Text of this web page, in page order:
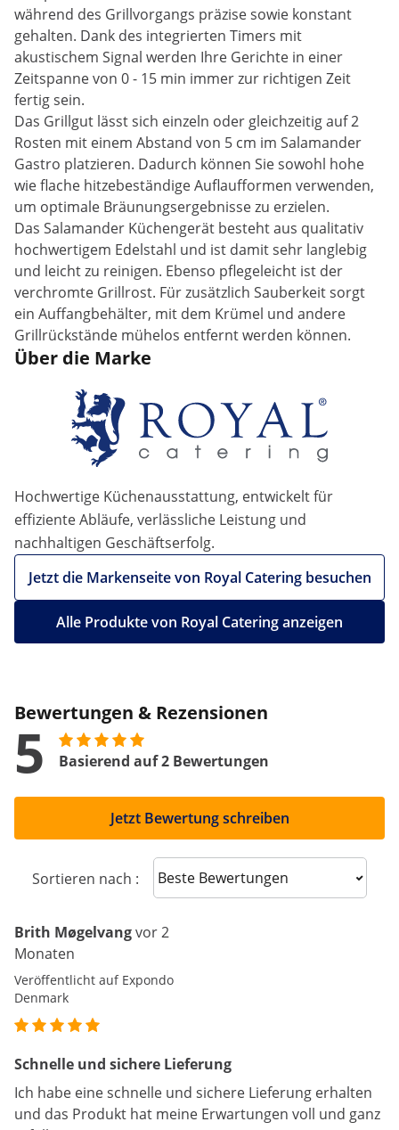
während des Grillvorgangs präzise sowie konstant
gehalten. Dank des integrierten Timers mit
akustischem Signal werden Ihre Gerichte in einer
Zeitspanne von 0 - 15 min immer zur richtigen Zeit
fertig sein.
Das Grillgut lässt sich einzeln oder gleichzeitig auf 2
Rosten mit einem Abstand von 5 cm im Salamander
Gastro platzieren. Dadurch können Sie sowohl hohe
wie flache hitzebeständige Auflaufformen verwenden,
um optimale Bräunungsergebnisse zu erzielen.
Das Salamander Küchengerät besteht aus qualitativ
hochwertigem Edelstahl und ist damit sehr langlebig
und leicht zu reinigen. Ebenso pflegeleicht ist der
verchromte Grillrost. Für zusätzlich Sauberkeit sorgt
ein Auffangbehälter, mit dem Krümel und andere
Grillrückstände mühelos entfernt werden können.
Über die Marke
Hochwertige Küchenausstattung, entwickelt für
effiziente Abläufe, verlässliche Leistung und
nachhaltigen Geschäftserfolg.
Jetzt die Markenseite von Royal Catering besuchen
Alle Produkte von Royal Catering anzeigen
Bewertungen & Rezensionen
5 Basierend auf 2 Bewertungen
Jetzt Bewertung schreiben
Sortieren nach : Sort reviews
Brith Møgelvangvor 2
Monaten
Veröffentlicht auf Expondo
Denmark
Schnelle und sichere Lieferung
Ich habe eine schnelle und sichere Lieferung erhalten
und das Produkt hat meine Erwartungen voll und ganz